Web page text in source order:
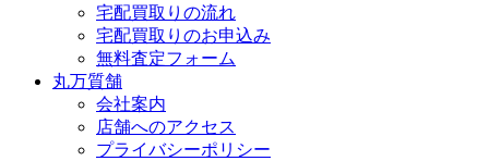
宅配買取りの流れ
宅配買取りのお申込み
無料査定フォーム
丸万質舗
会社案内
店舗へのアクセス
プライバシーポリシー